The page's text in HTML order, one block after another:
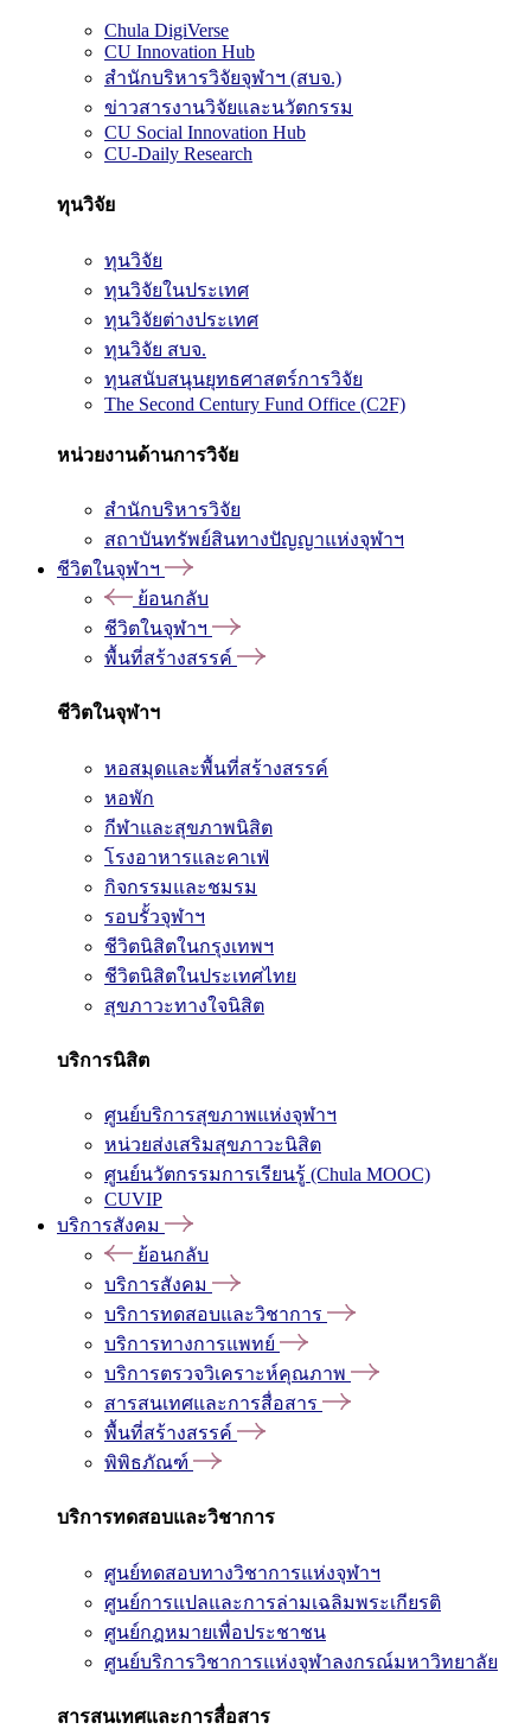
Chula DigiVerse
CU Innovation Hub
สำนักบริหารวิจัยจุฬาฯ (สบจ.)
ข่าวสารงานวิจัยและนวัตกรรม
CU Social Innovation Hub
CU-Daily Research
ทุนวิจัย
ทุนวิจัย
ทุนวิจัยในประเทศ
ทุนวิจัยต่างประเทศ
ทุนวิจัย สบจ.
ทุนสนับสนุนยุทธศาสตร์การวิจัย
The Second Century Fund Office (C2F)
หน่วยงานด้านการวิจัย
สำนักบริหารวิจัย
สถาบันทรัพย์สินทางปัญญาแห่งจุฬาฯ
ชีวิตในจุฬาฯ
ย้อนกลับ
ชีวิตในจุฬาฯ
พื้นที่สร้างสรรค์
ชีวิตในจุฬาฯ
หอสมุดและพื้นที่สร้างสรรค์
หอพัก
กีฬาและสุขภาพนิสิต
โรงอาหารและคาเฟ่
กิจกรรมและชมรม
รอบรั้วจุฬาฯ
ชีวิตนิสิตในกรุงเทพฯ
ชีวิตนิสิตในประเทศไทย
สุขภาวะทางใจนิสิต
บริการนิสิต
ศูนย์บริการสุขภาพแห่งจุฬาฯ
หน่วยส่งเสริมสุขภาวะนิสิต
ศูนย์นวัตกรรมการเรียนรู้ (Chula MOOC)
CUVIP
บริการสังคม
ย้อนกลับ
บริการสังคม
บริการทดสอบและวิชาการ
บริการทางการแพทย์
บริการตรวจวิเคราะห์คุณภาพ
สารสนเทศและการสื่อสาร
พื้นที่สร้างสรรค์
พิพิธภัณฑ์
บริการทดสอบและวิชาการ
ศูนย์ทดสอบทางวิชาการแห่งจุฬาฯ
ศูนย์การแปลและการล่ามเฉลิมพระเกียรติ
ศูนย์กฎหมายเพื่อประชาชน
ศูนย์บริการวิชาการแห่งจุฬาลงกรณ์มหาวิทยาลัย
สารสนเทศและการสื่อสาร